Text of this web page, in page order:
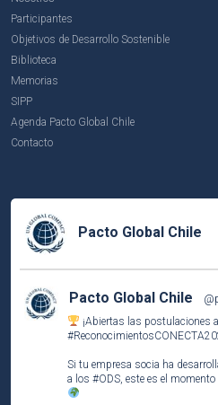
Participantes
Objetivos de Desarrollo Sostenible
Biblioteca
Memorias
SIPP
Agenda Pacto Global Chile
Contacto
Pacto Global Chile
Pacto Global Chile
¡Abiertas las postulaciones
Si tu empresa socia ha
a los #ODS , este es el